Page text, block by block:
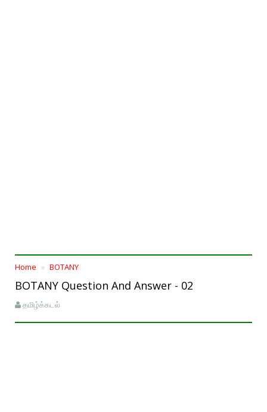
Home BOTANY
BOTANY Question And Answer - 02
தமிழ்க்கடல்